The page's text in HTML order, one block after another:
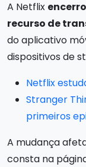
A Netflix
recurso de
do aplicativo
dispositivos de
Netflix
Stranger
primeiros
A mudança
consta na